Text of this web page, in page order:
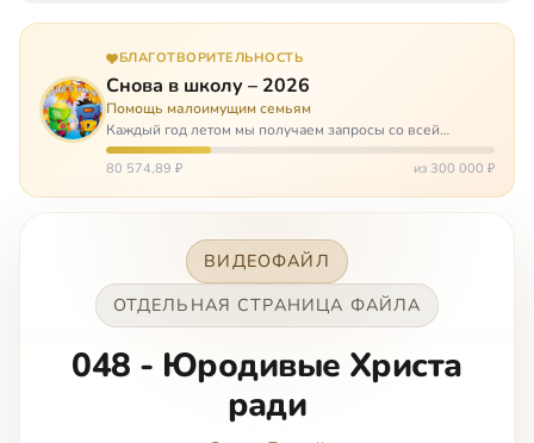
БЛАГОТВОРИТЕЛЬНОСТЬ
Снова в школу – 2026
Помощь малоимущим семьям
Каждый год летом мы получаем запросы со всей
России: помогите собраться в школу. Семьи с больными
детьми или родителями, семьи без пап или мам,
80 574,89 ₽ из 300 000 ₽
ВИДЕОФАЙЛ
ОТДЕЛЬНАЯ СТРАНИЦА ФАЙЛА
048 - Юродивые Христа
ради